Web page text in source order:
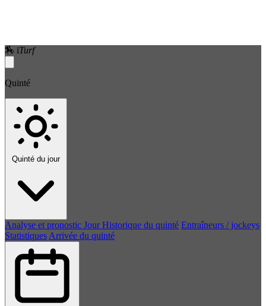
🏇 iTurf
Quinté
Quinté du jour
Analyse et pronostic Jour Historique du quinté Entraîneurs / jockeys
Statistiques Arrivée du quinté